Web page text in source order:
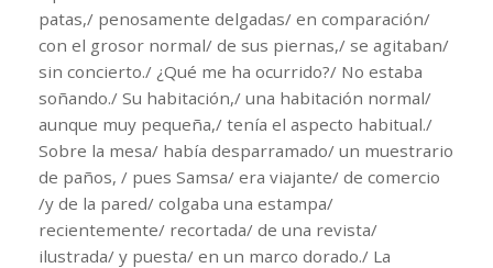
patas,/ penosamente delgadas/ en comparación/
con el grosor normal/ de sus piernas,/ se agitaban/
sin concierto./ ¿Qué me ha ocurrido?/ No estaba
soñando./ Su habitación,/ una habitación normal/
aunque muy pequeña,/ tenía el aspecto habitual./
Sobre la mesa/ había desparramado/ un muestrario
de paños, / pues Samsa/ era viajante/ de comercio
/y de la pared/ colgaba una estampa/
recientemente/ recortada/ de una revista/
ilustrada/ y puesta/ en un marco dorado./ La